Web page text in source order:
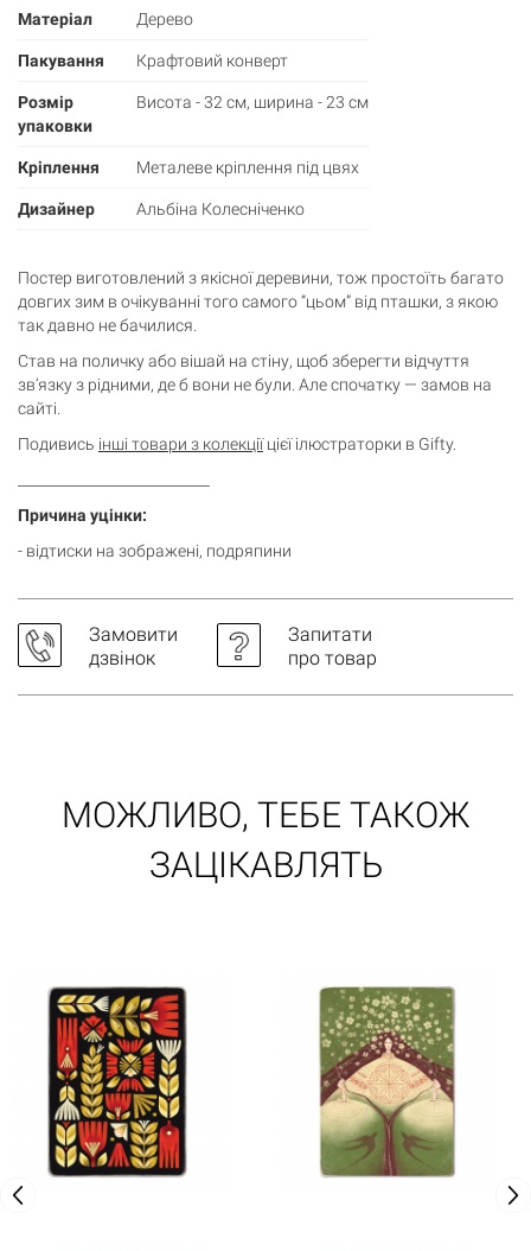
Матеріал Дерево
Пакування Крафтовий конверт
Розмір
упаковки
Висота - 32 см, ширина - 23 см
Кріплення Металеве кріплення під цвях
Дизайнер Альбіна Колесніченко
Постер виготовлений з якісної деревини, тож простоїть багато
довгих зим в очікуванні того самого “цьом” від пташки, з якою
так давно не бачилися.
Став на поличку або вішай на стіну, щоб зберегти відчуття
зв’язку з рідними, де б вони не були. Але спочатку — замов на
сайті.
Подивись інші товари з колекціїцієї ілюстраторки в Gifty.
Причина уцінки:
- відтиски на зображені, подряпини
Замовити
дзвінок
Запитати
про товар
МОЖЛИВО, ТЕБЕ ТАКОЖ
ЗАЦІКАВЛЯТЬ
Кошик0 товари
Кошик порожній